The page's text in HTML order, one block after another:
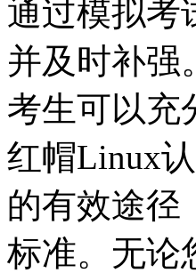
通过模拟考
并及时补强。
考生可以充
红帽Linux
的有效途径
标准。无论